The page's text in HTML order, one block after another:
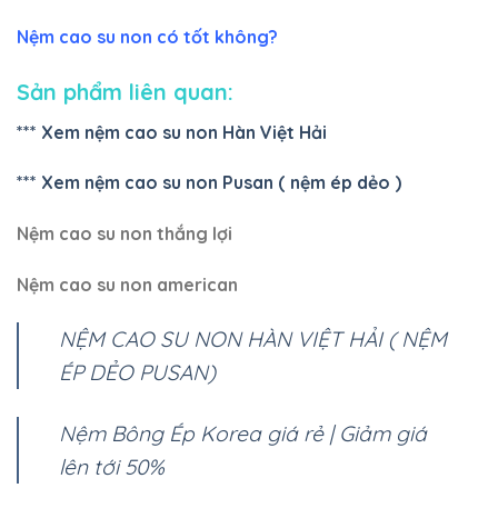
Nệm cao su non có tốt không?
Sản phẩm liên quan:
*** Xem nệm cao su non Hàn Việt Hải
*** Xem nệm cao su non Pusan ( nệm ép dẻo )
Nệm cao su non thắng lợi
Nệm cao su non american
NỆM CAO SU NON HÀN VIỆT HẢI ( NỆM
ÉP DẺO PUSAN)
Nệm Bông Ép Korea giá rẻ | Giảm giá
lên tới 50%